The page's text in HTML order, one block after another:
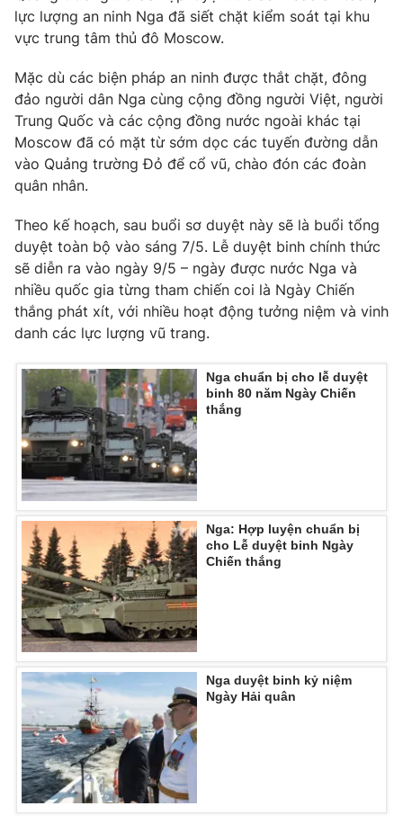
Liên hệ tòa soạn English
THỜI BÁO VTV
Theo dõi báo trên
Cơ quan chủ quản:Đài Truyền hình Việt Nam
Cơ quan báo chí:Thời báo VTV
Giấy phép hoạt động báo in và báo điện tử số 483/GP-BTTTT
cấp ngày 29/12/2023
Tổng Biên tập: Vũ Thanh Thủy
Phó Tổng Biên tập:Nguyễn Thị Mỹ Hạnh, Phạm Quốc Thắng,
Nguyễn Trọng Ninh
Tổng đài VTV:024.38 355 931 - 024.38 355 932
Ðiện thoại Thời báo VTV:024.66 897 897
Email:toasoan@vtv.vn
Liên hệ quảng cáo:024-7300.7108
® Cấm sao chép dưới mọi hình thức nếu không có sự chấp
thuận bằng văn bản. Ghi rõ nguồn VTV.vn khi phát hành lại
thông tin từ website này.
lực lượng an ninh Nga đã siết chặt kiểm soát tại khu
vực trung tâm thủ đô Moscow.
Mặc dù các biện pháp an ninh được thắt chặt, đông
đảo người dân Nga cùng cộng đồng người Việt, người
Trung Quốc và các cộng đồng nước ngoài khác tại
Moscow đã có mặt từ sớm dọc các tuyến đường dẫn
vào Quảng trường Đỏ để cổ vũ, chào đón các đoàn
quân nhân.
Theo kế hoạch, sau buổi sơ duyệt này sẽ là buổi tổng
duyệt toàn bộ vào sáng 7/5. Lễ duyệt binh chính thức
sẽ diễn ra vào ngày 9/5 – ngày được nước Nga và
nhiều quốc gia từng tham chiến coi là Ngày Chiến
thắng phát xít, với nhiều hoạt động tưởng niệm và vinh
danh các lực lượng vũ trang.
Nga chuẩn bị cho lễ duyệt
binh 80 năm Ngày Chiến
thắng
Nga: Hợp luyện chuẩn bị
cho Lễ duyệt binh Ngày
Chiến thắng
Nga duyệt binh kỷ niệm
Ngày Hải quân